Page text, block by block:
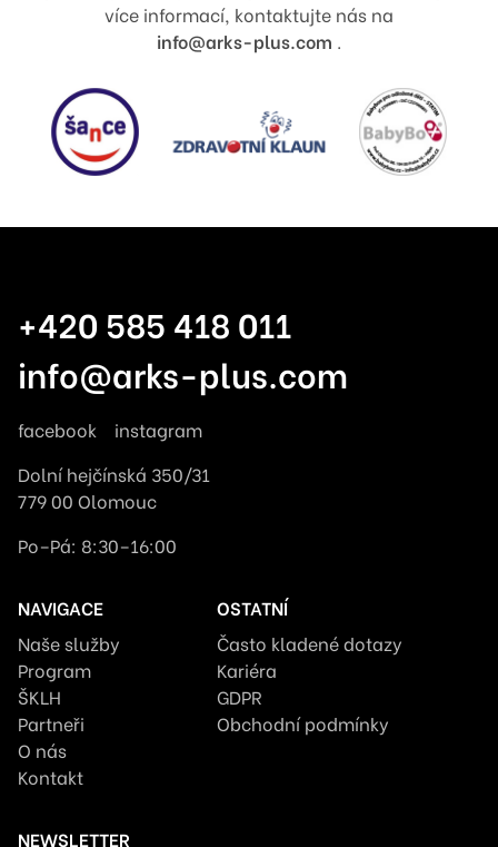
více informací, kontaktujte nás na
info@arks-plus.com .
+420 585 418 011
info@arks-plus.com
facebook
instagram
Dolní hejčínská 350/31
779 00 Olomouc
Po–Pá: 8:30–16:00
NAVIGACE
Naše služby
Program
ŠKLH
Partneři
O nás
Kontakt
OSTATNÍ
Často kladené dotazy
Kariéra
GDPR
Obchodní podmínky
NEWSLETTER